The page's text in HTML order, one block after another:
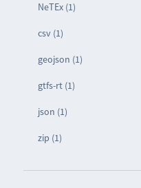
NeTEx (1)
csv (1)
geojson (1)
gtfs-rt (1)
json (1)
zip (1)